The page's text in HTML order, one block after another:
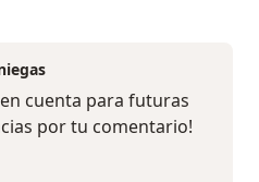
cuenta para futuras
por tu comentario!